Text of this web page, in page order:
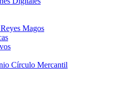
Magos
Círculo Mercantil